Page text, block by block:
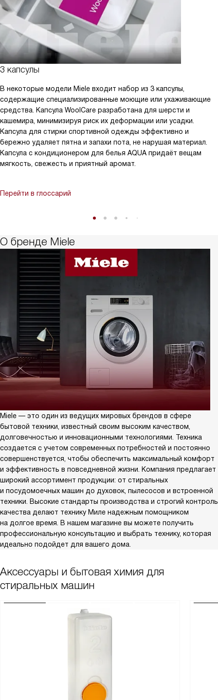
3 капсулы
В некоторые модели Miele входит набор из 3 капсулы,
содержащие специализированные моющие или ухаживающие
средства. Капсула WoolCare разработана для шерсти и
кашемира, минимизируя риск их деформации или усадки.
Капсула для стирки спортивной одежды эффективно и
бережно удаляет пятна и запахи пота, не нарушая материал.
Капсула с кондиционером для белья AQUA придаёт вещам
мягкость, свежесть и приятный аромат.
Перейти в глоссарий
О бренде Miele
Miele — это один из ведущих мировых брендов в сфере
бытовой техники, известный своим высоким качеством,
долговечностью и инновационными технологиями. Техника
создается с учетом современных потребностей и постоянно
совершенствуется, чтобы обеспечить максимальный комфорт
и эффективность в повседневной жизни. Компания предлагает
широкий ассортимент продукции: от стиральных
и посудомоечных машин до духовок, пылесосов и встроенной
техники. Высокие стандарты производства и строгий контроль
качества делают технику Миле надежным помощником
на долгое время. В нашем магазине вы можете получить
профессиональную консультацию и выбрать технику, которая
идеально подойдет для вашего дома.
Аксессуары и бытовая химия для
стиральных машин